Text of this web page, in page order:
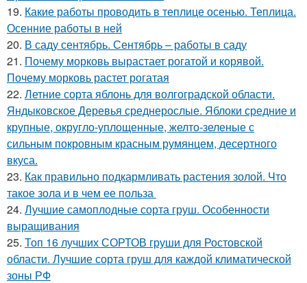
19. Какие работы проводить в теплице осенью. Теплица.
Осенние работы в ней
20. В саду сентябрь. Сентябрь – работы в саду
21. Почему морковь вырастает рогатой и корявой.
Почему морковь растет рогатая
22. Летние сорта яблонь для волгоградской области.
Яндыковское Деревья среднерослые. Яблоки средние и
крупные, округло-уплощенные, желто-зеленые с
сильным покровным красным румянцем, десертного
вкуса.
23. Как правильно подкармливать растения золой. Что
такое зола и в чем ее польза
24. Лучшие самоплодные сорта груш. Особенности
выращивания
25. Топ 16 лучших СОРТОВ груши для Ростовской
области. Лучшие сорта груш для каждой климатической
зоны РФ